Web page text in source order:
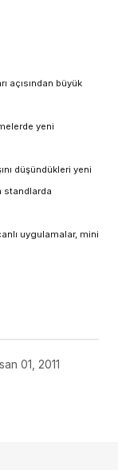
açısından büyük
yeni
düşündükleri yeni
standlarda
uygulamalar, mini
01, 2011